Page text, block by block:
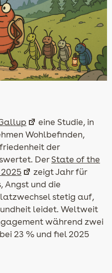
eine Studie, in
Wohlbefinden,
der
DerState of the
zeigt Jahr für
Angst und die
stetig auf,
leidet. Weltweit
während zwei
23 % und fiel 2025